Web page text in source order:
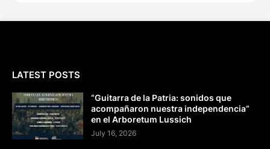
LATEST POSTS
“Guitarra de la Patria: sonidos que
acompañaron nuestra independencia”
en el Arboretum Lussich
July 16, 2026